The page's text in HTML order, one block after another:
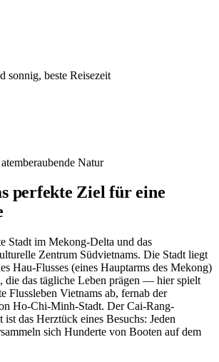
sonnig, beste Reisezeit
Natur
perfekte Ziel für eine
Stadt im Mekong-Delta und das
Zentrum Südvietnams. Die Stadt liegt
Hau-Flusses (eines Hauptarms des Mekong)
die das tägliche Leben prägen — hier spielt
Flussleben Vietnams ab, fernab der
Ho-Chi-Minh-Stadt. Der Cai-Rang-
das Herztück eines Besuchs: Jeden
sich Hunderte von Booten auf dem